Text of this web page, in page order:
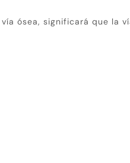
ósea, significará que la